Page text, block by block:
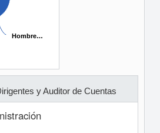
Hombre…
Hombre…
y Auditor de Cuentas